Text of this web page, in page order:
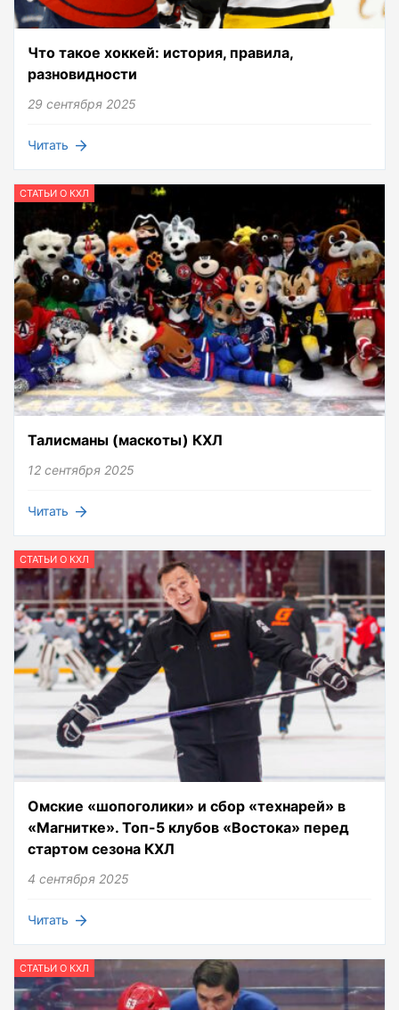
Что такое хоккей: история, правила,
разновидности
29 сентября 2025
Читать
СТАТЬИ О КХЛ
Талисманы (маскоты) КХЛ
12 сентября 2025
Читать
СТАТЬИ О КХЛ
Омские «шопоголики» и сбор «технарей» в
«Магнитке». Топ-5 клубов «Востока» перед
стартом сезона КХЛ
4 сентября 2025
Читать
СТАТЬИ О КХЛ